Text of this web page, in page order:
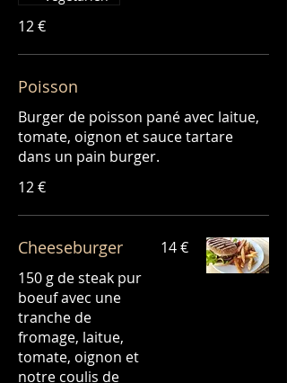
12 €
Poisson
Burger de poisson pané avec laitue,
tomate, oignon et sauce tartare
12 €
Cheeseburger
150 g de steak pur
boeuf avec une
tranche de
fromage, laitue,
tomate, oignon et
notre coulis de
14 €